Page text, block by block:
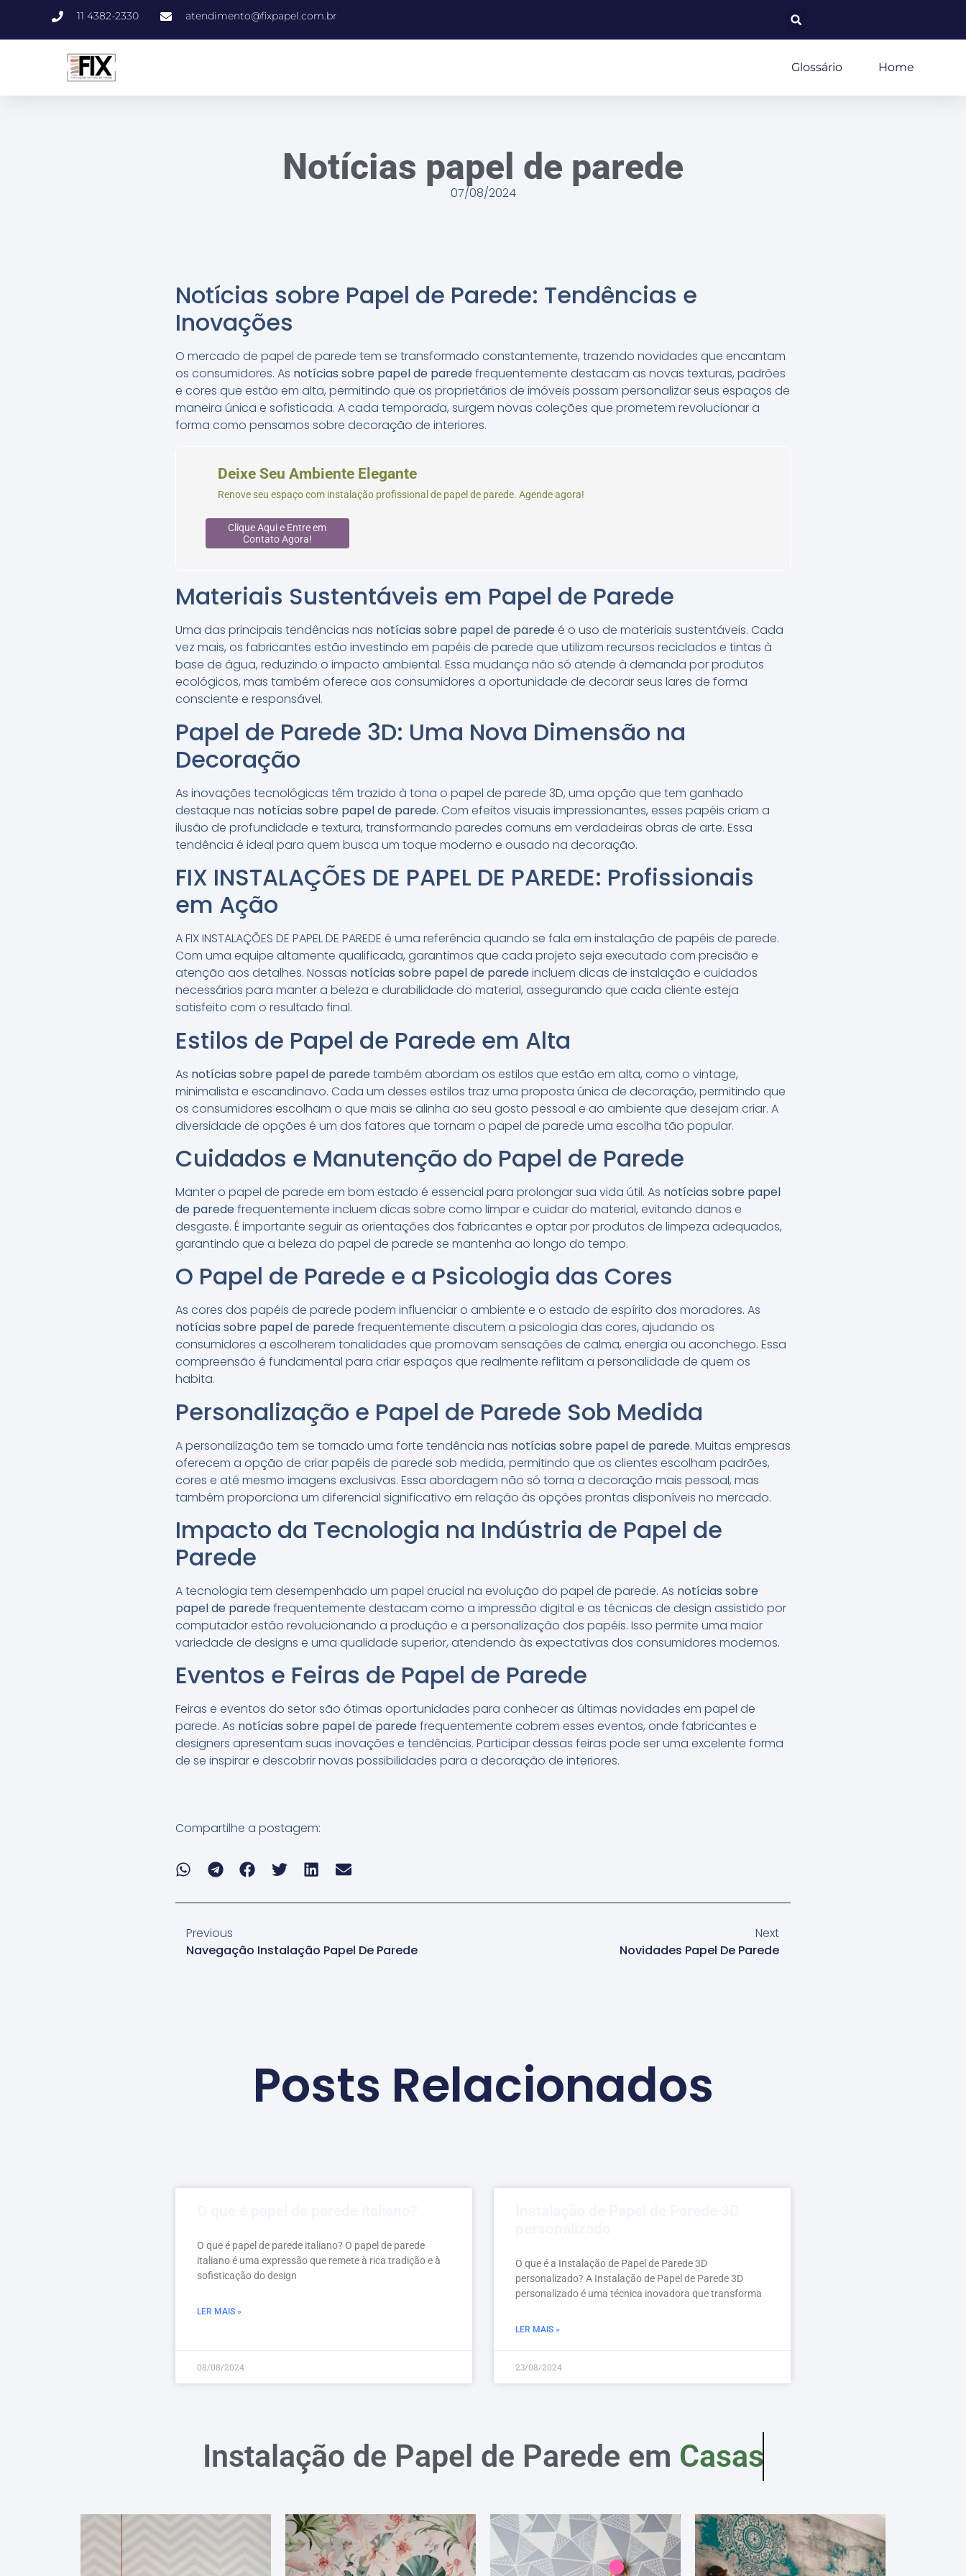
11 4382-2330 atendimento@fixpapel.com.br
Glossário Home
Notícias papel de parede
07/08/2024
Notícias sobre Papel de Parede: Tendências e
Inovações
O mercado de papel de parede tem se transformado constantemente, trazendo novidades que encantam
os consumidores. As notícias sobre papel de paredefrequentemente destacam as novas texturas, padrões
e cores que estão em alta, permitindo que os proprietários de imóveis possam personalizar seus espaços de
maneira única e sofisticada. A cada temporada, surgem novas coleções que prometem revolucionar a
forma como pensamos sobre decoração de interiores.
Deixe Seu Ambiente Elegante
Renove seu espaço com instalação profissional de papel de parede. Agende agora!
Clique Aqui e Entre em
Contato Agora!
Materiais Sustentáveis em Papel de Parede
Uma das principais tendências nas notícias sobre papel de paredeé o uso de materiais sustentáveis. Cada
vez mais, os fabricantes estão investindo em papéis de parede que utilizam recursos reciclados e tintas à
base de água, reduzindo o impacto ambiental. Essa mudança não só atende à demanda por produtos
ecológicos, mas também oferece aos consumidores a oportunidade de decorar seus lares de forma
consciente e responsável.
Papel de Parede 3D: Uma Nova Dimensão na
Decoração
As inovações tecnológicas têm trazido à tona o papel de parede 3D, uma opção que tem ganhado
destaque nas notícias sobre papel de parede. Com efeitos visuais impressionantes, esses papéis criam a
ilusão de profundidade e textura, transformando paredes comuns em verdadeiras obras de arte. Essa
tendência é ideal para quem busca um toque moderno e ousado na decoração.
FIX INSTALAÇÕES DE PAPEL DE PAREDE: Profissionais
em Ação
A FIX INSTALAÇÕES DE PAPEL DE PAREDE é uma referência quando se fala em instalação de papéis de parede.
Com uma equipe altamente qualificada, garantimos que cada projeto seja executado com precisão e
atenção aos detalhes. Nossas notícias sobre papel de paredeincluem dicas de instalação e cuidados
necessários para manter a beleza e durabilidade do material, assegurando que cada cliente esteja
satisfeito com o resultado final.
Estilos de Papel de Parede em Alta
As notícias sobre papel de paredetambém abordam os estilos que estão em alta, como o vintage,
minimalista e escandinavo. Cada um desses estilos traz uma proposta única de decoração, permitindo que
os consumidores escolham o que mais se alinha ao seu gosto pessoal e ao ambiente que desejam criar. A
diversidade de opções é um dos fatores que tornam o papel de parede uma escolha tão popular.
Cuidados e Manutenção do Papel de Parede
Manter o papel de parede em bom estado é essencial para prolongar sua vida útil. As notícias sobre papel
de paredefrequentemente incluem dicas sobre como limpar e cuidar do material, evitando danos e
desgaste. É importante seguir as orientações dos fabricantes e optar por produtos de limpeza adequados,
garantindo que a beleza do papel de parede se mantenha ao longo do tempo.
O Papel de Parede e a Psicologia das Cores
As cores dos papéis de parede podem influenciar o ambiente e o estado de espírito dos moradores. As
notícias sobre papel de paredefrequentemente discutem a psicologia das cores, ajudando os
consumidores a escolherem tonalidades que promovam sensações de calma, energia ou aconchego. Essa
compreensão é fundamental para criar espaços que realmente reflitam a personalidade de quem os
habita.
Personalização e Papel de Parede Sob Medida
A personalização tem se tornado uma forte tendência nas notícias sobre papel de parede. Muitas empresas
oferecem a opção de criar papéis de parede sob medida, permitindo que os clientes escolham padrões,
cores e até mesmo imagens exclusivas. Essa abordagem não só torna a decoração mais pessoal, mas
também proporciona um diferencial significativo em relação às opções prontas disponíveis no mercado.
Impacto da Tecnologia na Indústria de Papel de
Parede
A tecnologia tem desempenhado um papel crucial na evolução do papel de parede. As notícias sobre
papel de paredefrequentemente destacam como a impressão digital e as técnicas de design assistido por
computador estão revolucionando a produção e a personalização dos papéis. Isso permite uma maior
variedade de designs e uma qualidade superior, atendendo às expectativas dos consumidores modernos.
Eventos e Feiras de Papel de Parede
Feiras e eventos do setor são ótimas oportunidades para conhecer as últimas novidades em papel de
parede. As notícias sobre papel de paredefrequentemente cobrem esses eventos, onde fabricantes e
designers apresentam suas inovações e tendências. Participar dessas feiras pode ser uma excelente forma
de se inspirar e descobrir novas possibilidades para a decoração de interiores.
Compartilhe a postagem:
Previous
Navegação Instalação Papel De Parede
Next
Novidades Papel De Parede
Posts Relacionados
O que é papel de parede italiano? O papel de parede
italiano é uma expressão que remete à rica tradição e à
sofisticação do design
LER MAIS »
08/08/2024
O que é a Instalação de Papel de Parede 3D
personalizado? A Instalação de Papel de Parede 3D
personalizado é uma técnica inovadora que transforma
LER MAIS »
23/08/2024
Instalação de Papel de Parede em Casas